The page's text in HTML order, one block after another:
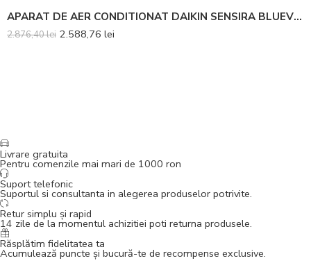
APARAT DE AER CONDITIONAT DAIKIN SENSIRA BLUEVOLUTION FTXC35E-RXC35E INVERTER 12000 BTU – Telecomanda inclusa
2.876,40lei 2.588,76 lei
Livrare gratuita
Pentru comenzile mai mari de 1000 ron
Suport telefonic
Suportul si consultanta in alegerea produselor potrivite.
Retur simplu și rapid
14 zile de la momentul achizitiei poti returna produsele.
Răsplătim fidelitatea ta
Acumulează puncte și bucură-te de recompense exclusive.